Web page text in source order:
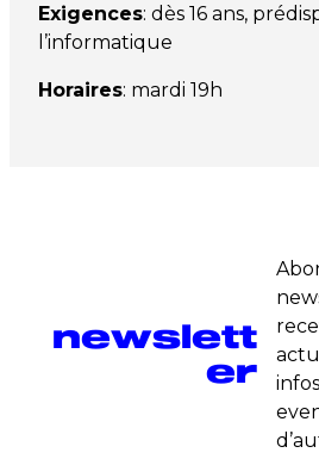
Exigences: dès 16 ans,
l’informatique
Horaires: mardi 19h
newslett
er